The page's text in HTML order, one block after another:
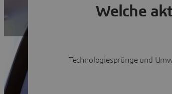
Lösungen
Welche
Technologiesprünge und